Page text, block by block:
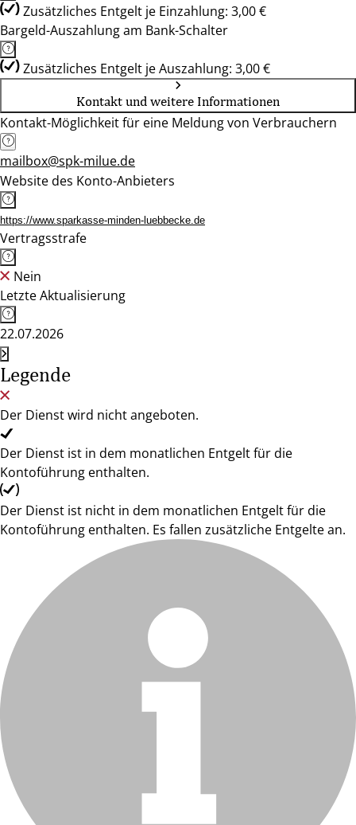
Zusätzliches Entgelt je Einzahlung: 3,00 €
Bargeld-Auszahlung am Bank-Schalter
Zusätzliches Entgelt je Auszahlung: 3,00 €
Kontakt und weitere Informationen
Kontakt-Möglichkeit für eine Meldung von Verbrauchern
mailbox@spk-milue.de
Website des Konto-Anbieters
https://www.sparkasse-minden-luebbecke.de
Vertragsstrafe
Nein
Letzte Aktualisierung
22.07.2026
Legende
Der Dienst wird nicht angeboten.
Der Dienst ist in dem monatlichen Entgelt für die
Kontoführung enthalten.
Der Dienst ist nicht in dem monatlichen Entgelt für die
Kontoführung enthalten. Es fallen zusätzliche Entgelte an.